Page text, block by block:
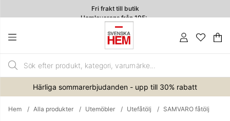
Fri frakt till butik
Hemleverans från 195:-
.
Härliga sommarerbjudanden - upp till 30% rabatt
Hem Alla produkter Utemöbler Utefåtölj SAMVARO fåtölj